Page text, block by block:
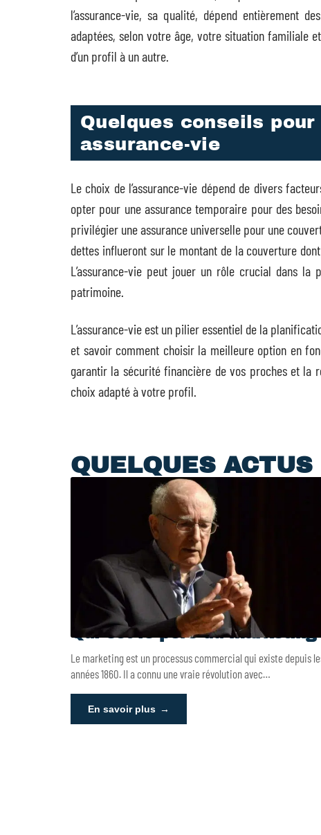
l’assurance-vie, sa qualité, dépend entièrement
adaptées, selon votre âge, votre situation familiale
d’un profil à un autre.
Quelques conseils
assurance-vie
Le choix de l’assurance-vie dépend de divers
opter pour une assurance temporaire pour des
privilégier une assurance universelle pour une
dettes influeront sur le montant de la couverture
L’assurance-vie peut jouer un rôle crucial dans
patrimoine.
L’assurance-vie est un pilier essentiel de la
et savoir comment choisir la meilleure option en
garantir la sécurité financière de vos proches et la
choix adapté à votre profil.
QUELQUES ACTUS
Qui est le père du marketing
Le marketing est un processus commercial qui existe depuis
années 1860. Il a connu une vraie révolution avec…
En savoir plus